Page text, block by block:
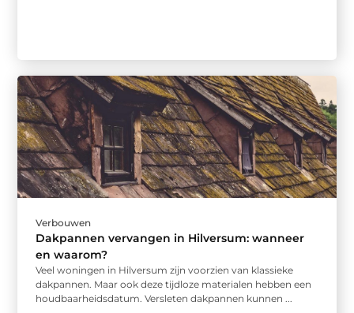
Verbouwen
Dakpannen vervangen in Hilversum: wanneer
en waarom?
Veel woningen in Hilversum zijn voorzien van klassieke
dakpannen. Maar ook deze tijdloze materialen hebben een
houdbaarheidsdatum. Versleten dakpannen kunnen ...